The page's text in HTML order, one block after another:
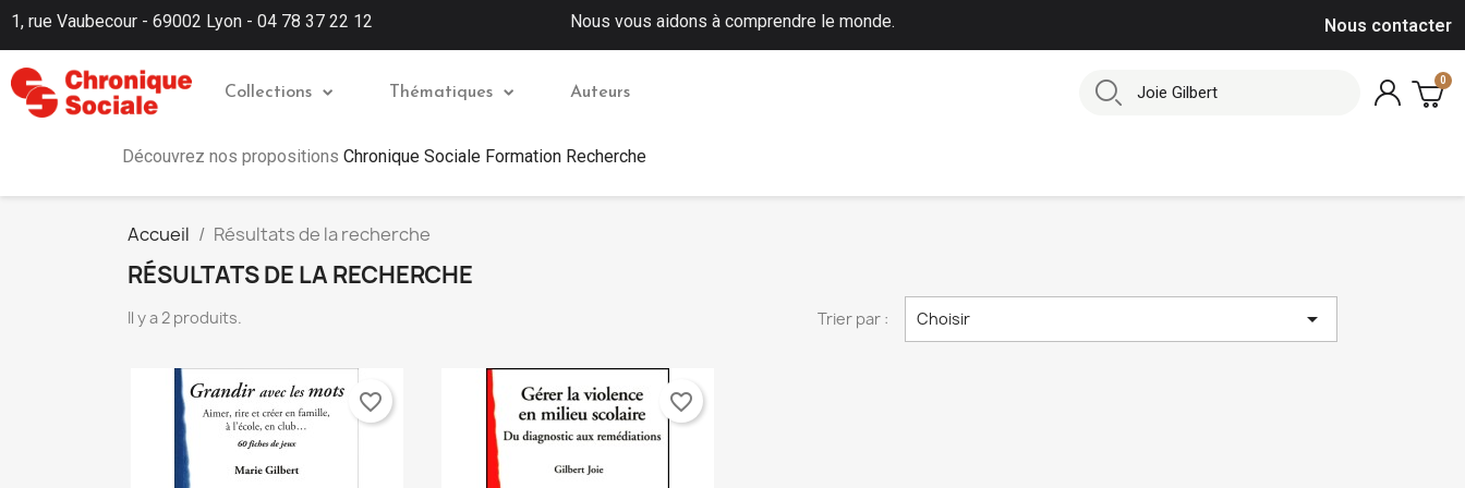
1, rue Vaubecour - 69002 Lyon - 04 78 37 22 12 Nous vous aidons à comprendre le monde. Nous contacter
Collections Thématiques Auteurs
Découvrez nos propositions Chronique Sociale Formation Recherche
Accueil Résultats de la recherche
RÉSULTATS DE LA RECHERCHE
Il y a 2 produits. Trier par : Choisir 
favorite_border favorite_border